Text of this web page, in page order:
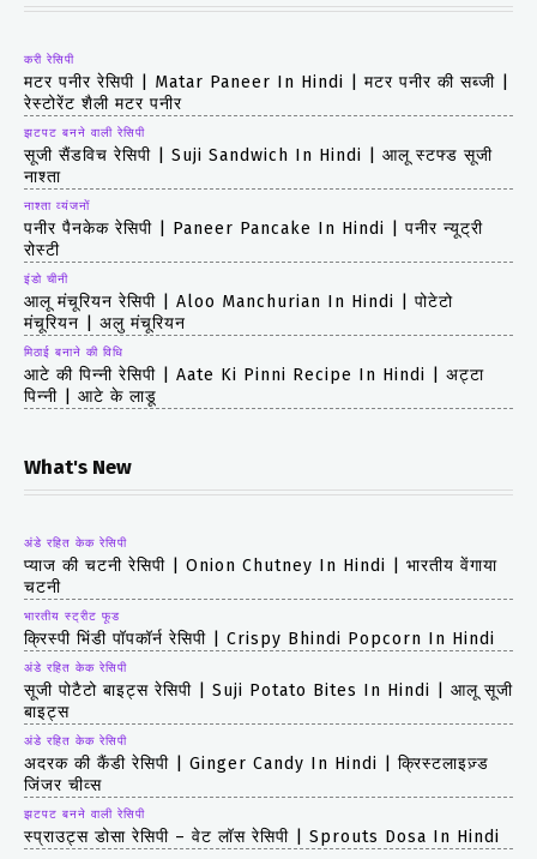
करी रेसिपी
मटर पनीर रेसिपी | Matar Paneer In Hindi | मटर पनीर की सब्जी |
रेस्टोरेंट शैली मटर पनीर
झटपट बनने वाली रेसिपी
सूजी सैंडविच रेसिपी | Suji Sandwich In Hindi | आलू स्टफ्ड सूजी
नाश्ता
नाश्ता व्यंजनों
पनीर पैनकेक रेसिपी | Paneer Pancake In Hindi | पनीर न्यूट्री
रोस्टी
इंडो चीनी
आलू मंचूरियन रेसिपी | Aloo Manchurian In Hindi | पोटेटो
मंचूरियन | अलु मंचूरियन
मिठाई बनाने की विधि
आटे की पिन्नी रेसिपी | Aate Ki Pinni Recipe In Hindi | अट्टा
पिन्नी | आटे के लाडू
What's New
अंडे रहित केक रेसिपी
प्याज की चटनी रेसिपी | Onion Chutney In Hindi | भारतीय वेंगाया
चटनी
भारतीय स्ट्रीट फूड
क्रिस्पी भिंडी पॉपकॉर्न रेसिपी | Crispy Bhindi Popcorn In Hindi
अंडे रहित केक रेसिपी
सूजी पोटैटो बाइट्स रेसिपी | Suji Potato Bites In Hindi | आलू सूजी
बाइट्स
अंडे रहित केक रेसिपी
अदरक की कैंडी रेसिपी | Ginger Candy In Hindi | क्रिस्टलाइज़्ड
जिंजर चीव्स
झटपट बनने वाली रेसिपी
स्प्राउट्स डोसा रेसिपी – वेट लॉस रेसिपी | Sprouts Dosa In Hindi